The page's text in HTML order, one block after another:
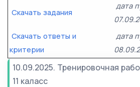
Скачать задания
дата
Скачать ответы и
критерии
дата
10.09.2025. Тренировочная
11 каласс